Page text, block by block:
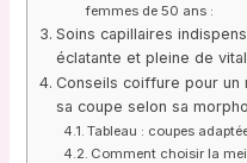
femmes de 50 ans :
Soins capillaires
éclatante et pleine de
Conseils coiffure pour un
sa coupe selon sa
Tableau : coupes
Comment choisir la